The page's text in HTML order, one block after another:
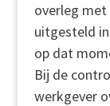
overleg met
uitgesteld
op dat
Bij de
werkgever